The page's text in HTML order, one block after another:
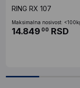
RING RX 107
Maksimalna nosivost:
14.849 00 RSD